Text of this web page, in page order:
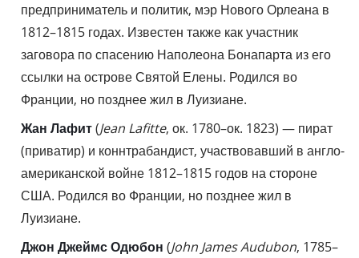
предприниматель и политик, мэр Нового Орлеана в
1812–1815 годах. Известен также как участник
заговора по спасению Наполеона Бонапарта из его
ссылки на острове Святой Елены. Родился во
Франции, но позднее жил в Луизиане.
Жан Лафит(Jean Lafitte, ок. 1780–ок. 1823) — пират
(приватир) и коннтрабандист, участвовавший в англо-
американской войне 1812–1815 годов на стороне
США. Родился во Франции, но позднее жил в
Луизиане.
Джон Джеймс Одюбон (John James Audubon, 1785–